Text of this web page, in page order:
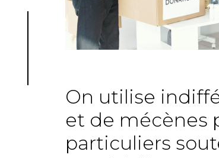
On utilise
et de mécènes
particuliers